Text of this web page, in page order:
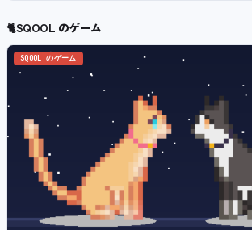
🐈SQOOL のゲーム
SQOOL のゲーム